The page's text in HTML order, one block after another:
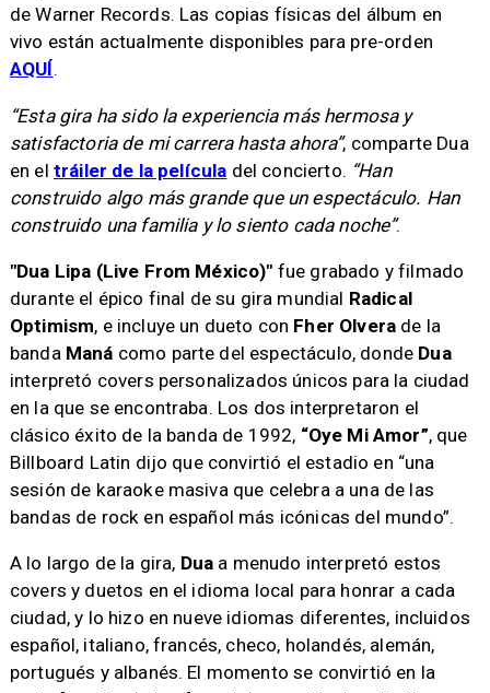
de Warner Records. Las copias físicas del álbum en
vivo están actualmente disponibles para pre-orden
AQUÍ.
“Esta gira ha sido la experiencia más hermosa y
satisfactoria de mi carrera hasta ahora”, comparte Dua
en el tráiler de la película del concierto. “Han
construido algo más grande que un espectáculo. Han
construido una familia y lo siento cada noche”.
"Dua Lipa (Live From México)" fue grabado y filmado
durante el épico final de su gira mundial Radical
Optimism, e incluye un dueto con Fher Olvera de la
banda Maná como parte del espectáculo, donde Dua
interpretó covers personalizados únicos para la ciudad
en la que se encontraba. Los dos interpretaron el
clásico éxito de la banda de 1992, “Oye Mi Amor”, que
Billboard Latin dijo que convirtió el estadio en “una
sesión de karaoke masiva que celebra a una de las
bandas de rock en español más icónicas del mundo”.
A lo largo de la gira, Dua a menudo interpretó estos
covers y duetos en el idioma local para honrar a cada
ciudad, y lo hizo en nueve idiomas diferentes, incluidos
español, italiano, francés, checo, holandés, alemán,
portugués y albanés. El momento se convirtió en la